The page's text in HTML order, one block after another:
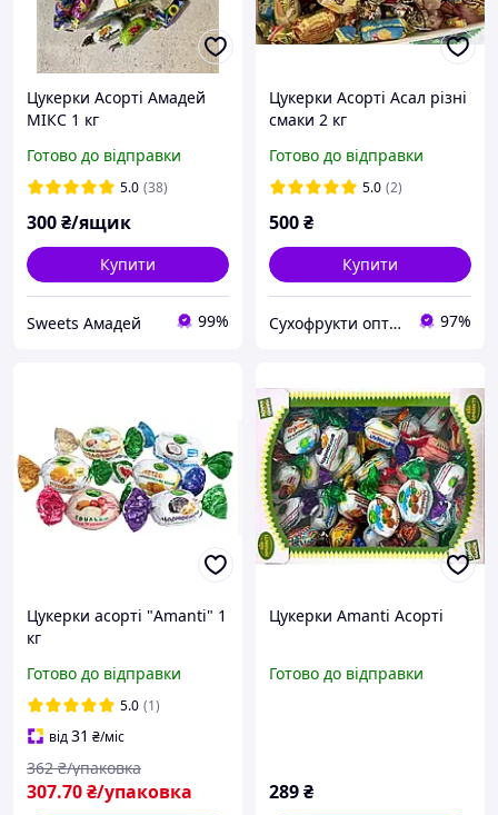
Цукерки Асорті Амадей
МІКС 1 кг
Готово до відправки
5.0 (38)
300₴/ящик
Купити
Sweets Амадей 99%
Цукерки Асорті Асал різні
смаки 2 кг
Готово до відправки
5.0 (2)
500₴
Купити
Сухофрукти опт и роздріб 97%
Цукерки асорті "Amanti" 1
кг
Готово до відправки
5.0 (1)
від31 ₴/міс
307.70₴/упаковка
362 ₴/упаковка
Цукерки Amanti Асорті
Готово до відправки
289₴